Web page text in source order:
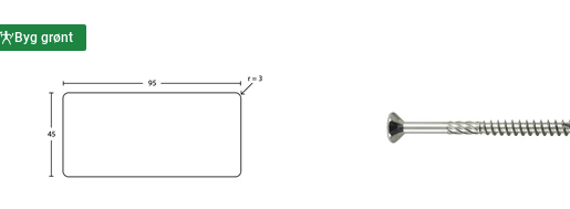
Byg grønt